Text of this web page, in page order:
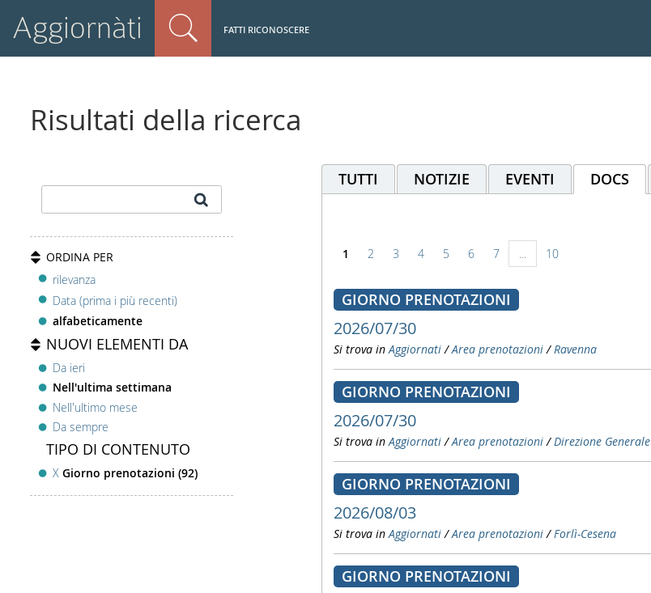
Aggiornàti FATTI RICONOSCERE
Risultati della ricerca
ORDINA PER
rilevanza
Data (prima i più recenti)
alfabeticamente
NUOVI ELEMENTI DA
Da ieri
Nell'ultima settimana
Nell'ultimo mese
Da sempre
TIPO DI CONTENUTO
X Giorno prenotazioni (92)
TUTTI NOTIZIE EVENTI DOCS
1 2 3 4 5 6 7 ... 10
GIORNO PRENOTAZIONI
2026/07/30
Si trova in Aggiornati /Area prenotazioni /Ravenna
GIORNO PRENOTAZIONI
2026/07/30
Si trova in Aggiornati /Area prenotazioni /Direzione Generale
GIORNO PRENOTAZIONI
2026/08/03
Si trova in Aggiornati /Area prenotazioni /Forlì-Cesena
GIORNO PRENOTAZIONI